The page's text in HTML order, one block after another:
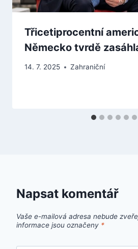
Třicetiprocentní
Německo tvrdě
14. 7. 2025 Zahraniční
Napsat komentář
Vaše e-mailová adresa nebude
informace jsou označeny *